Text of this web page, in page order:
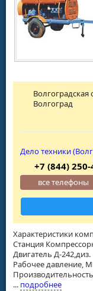
Характеристики
Станция
Двигатель Д-242,диз.
Рабочее давление,
... подробнее
Волгоградская
Волгоград
Дело техники
+7 (844) 250-
все телефоны